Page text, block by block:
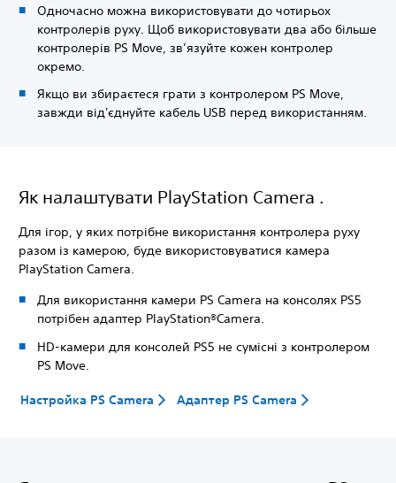
Одночасно можна використовувати до чотирьох
контролерів руху. Щоб використовувати два або більше
контролерів PS Move, зв’язуйте кожен контролер
окремо.
Якщо ви збираєтеся грати з контролером PS Move,
завжди від'єднуйте кабель USB перед використанням.
Як налаштувати PlayStation Camera .
Для ігор, у яких потрібне використання контролера руху
разом із камерою, буде використовуватися камера
PlayStation Camera.
Для використання камери PS Camera на консолях PS5
потрібен адаптер PlayStation®Camera.
HD-камери для консолей PS5 не сумісні з контролером
PS Move.
Настройка PS Camera Адаптер PS Camera